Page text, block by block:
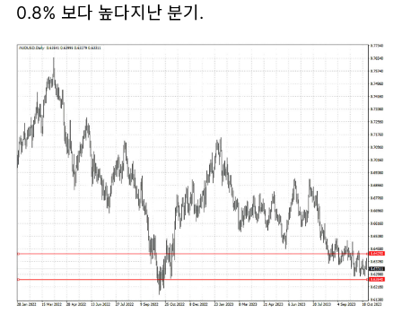
0.8% 보다 높다지난 분기.